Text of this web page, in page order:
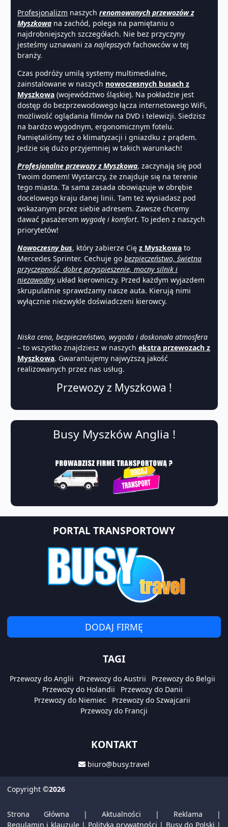
Profesjonalizm naszych renomowanych przewozów z
Myszkowa na zachód, polega na pamiętaniu o
najdrobniejszych szczegółach. Nie bez przyczyny
jesteśmy uznawani za najlepszych fachowców w tej
branży.
Czas podróży umilą systemy multimedialne,
zainstalowane w naszych nowoczesnych busach z
Myszkowa (województwo śląskie). Na pokładzie jest
dostęp do bezprzewodowego łącza internetowego WiFi,
możliwość oglądania filmów na DVD i telewizji. Siedzisz
na bardzo wygodnym, ergonomicznym fotelu.
Pamiętaliśmy też o klimatyzacji i gniazdku z prądem.
Jedzie się dużo przyjemniej w takich warunkach!
Profesjonalne przewozy z Myszkowa, zaczynają się pod
Twoim domem! Wystarczy, że znajduje się na terenie
tego miasta. Ta sama zasada obowiązuje w obrębie
docelowego kraju danej linii. Tam też wysiadasz pod
wskazanym przez siebie adresem. Zawsze chcemy
dawać pasażerom wygodę i komfort. To jeden z naszych
priorytetów!
Nowoczesny bus, który zabierze Cię z Myszkowa to
Mercedes Sprinter. Cechuje go bezpieczeństwo, świetna
przyczepność, dobre przyspieszenie, mocny silnik i
niezawodny układ kierowniczy. Przed każdym wyjazdem
skrupulatnie sprawdzamy nasze auta. Kierują nimi
wyłącznie niezwykle doświadczeni kierowcy.
Niska cena, bezpieczeństwo, wygoda i doskonała atmosfera
– to wszystko znajdziesz w naszych ekstra przewozach z
Myszkowa. Gwarantujemy najwyższą jakość
realizowanych przez nas usług.
Przewozy z Myszkowa !
Busy Myszków Anglia !
PORTAL TRANSPORTOWY
DODAJ FIRMĘ
TAGI
Przewozy do Anglii Przewozy do Austrii
Przewozy do Belgii
Przewozy do Holandii
Przewozy do Danii
Przewozy do Niemiec
Przewozy do Szwajcarii
Przewozy do Francji
KONTAKT
biuro@busy.travel
Copyright ©2026
Strona Główna | Aktualności | Reklama |
Regulamin i klauzule| Polityka prywatności | Busy do Polski |